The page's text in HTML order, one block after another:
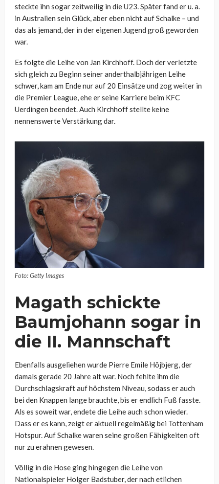
steckte ihn sogar zeitweilig in die U23. Später fand er u. a.
in Australien sein Glück, aber eben nicht auf Schalke – und
das als jemand, der in der eigenen Jugend groß geworden
war.
Es folgte die Leihe von Jan Kirchhoff. Doch der verletzte
sich gleich zu Beginn seiner anderthalbjährigen Leihe
schwer, kam am Ende nur auf 20 Einsätze und zog weiter in
die Premier League, ehe er seine Karriere beim KFC
Uerdingen beendet. Auch Kirchhoff stellte keine
nennenswerte Verstärkung dar.
Foto: Getty Images
Magath schickte
Baumjohann sogar in
die II. Mannschaft
Ebenfalls ausgeliehen wurde Pierre Emile Höjbjerg, der
damals gerade 20 Jahre alt war. Noch fehlte ihm die
Durchschlagskraft auf höchstem Niveau, sodass er auch
bei den Knappen lange brauchte, bis er endlich Fuß fasste.
Als es soweit war, endete die Leihe auch schon wieder.
Dass er es kann, zeigt er aktuell regelmäßig bei Tottenham
Hotspur. Auf Schalke waren seine großen Fähigkeiten oft
nur zu erahnen gewesen.
Völlig in die Hose ging hingegen die Leihe von
Nationalspieler Holger Badstuber, der nach etlichen